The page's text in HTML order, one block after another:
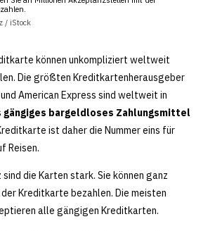
/ iStock
können unkompliziert weltweit
Die größten Kreditkartenherausgeber
American Express sind weltweit in
gängiges bargeldloses Zahlungsmittel
ist daher die Nummer eins für
Reisen.
die Karten stark. Sie können ganz
Kreditkarte bezahlen. Die meisten
alle gängigen Kreditkarten.